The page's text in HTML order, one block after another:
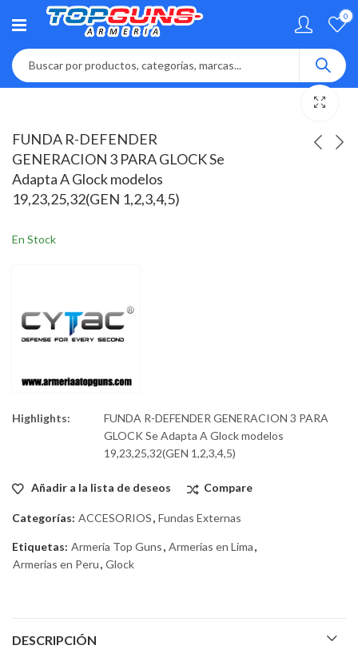
0
FUNDA R-DEFENDER
GENERACION 3 PARA GLOCK Se
Adapta A Glock modelos
19,23,25,32(GEN 1,2,3,4,5)
En Stock
Highlights:
FUNDA R-DEFENDER GENERACION 3 PARA
GLOCK Se Adapta A Glock modelos
19,23,25,32(GEN 1,2,3,4,5)
Añadir a la lista de deseos Compare
Categorías: ACCESORIOS, Fundas Externas
Etiquetas: Armeria Top Guns, Armerias en Lima,
Armerias en Peru, Glock
DESCRIPCIÓN